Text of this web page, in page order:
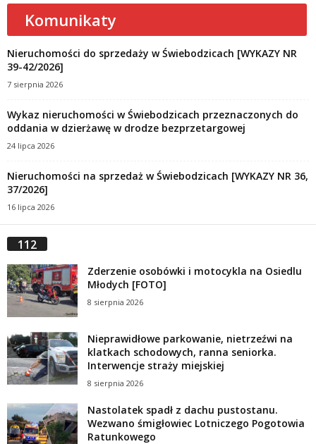
Komunikaty
Nieruchomości do sprzedaży w Świebodzicach [WYKAZY NR
39-42/2026]
7 sierpnia 2026
Wykaz nieruchomości w Świebodzicach przeznaczonych do
oddania w dzierżawę w drodze bezprzetargowej
24 lipca 2026
Nieruchomości na sprzedaż w Świebodzicach [WYKAZY NR 36,
37/2026]
16 lipca 2026
112
Zderzenie osobówki i motocykla na Osiedlu
Młodych [FOTO]
8 sierpnia 2026
Nieprawidłowe parkowanie, nietrzeźwi na
klatkach schodowych, ranna seniorka.
Interwencje straży miejskiej
8 sierpnia 2026
Nastolatek spadł z dachu pustostanu.
Wezwano śmigłowiec Lotniczego Pogotowia
Ratunkowego